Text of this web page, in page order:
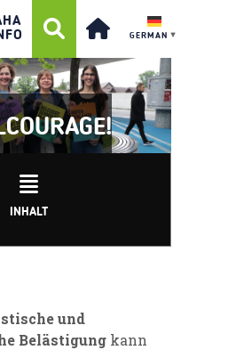
GERMAN ▼
INHALT
und
Belästigung kann